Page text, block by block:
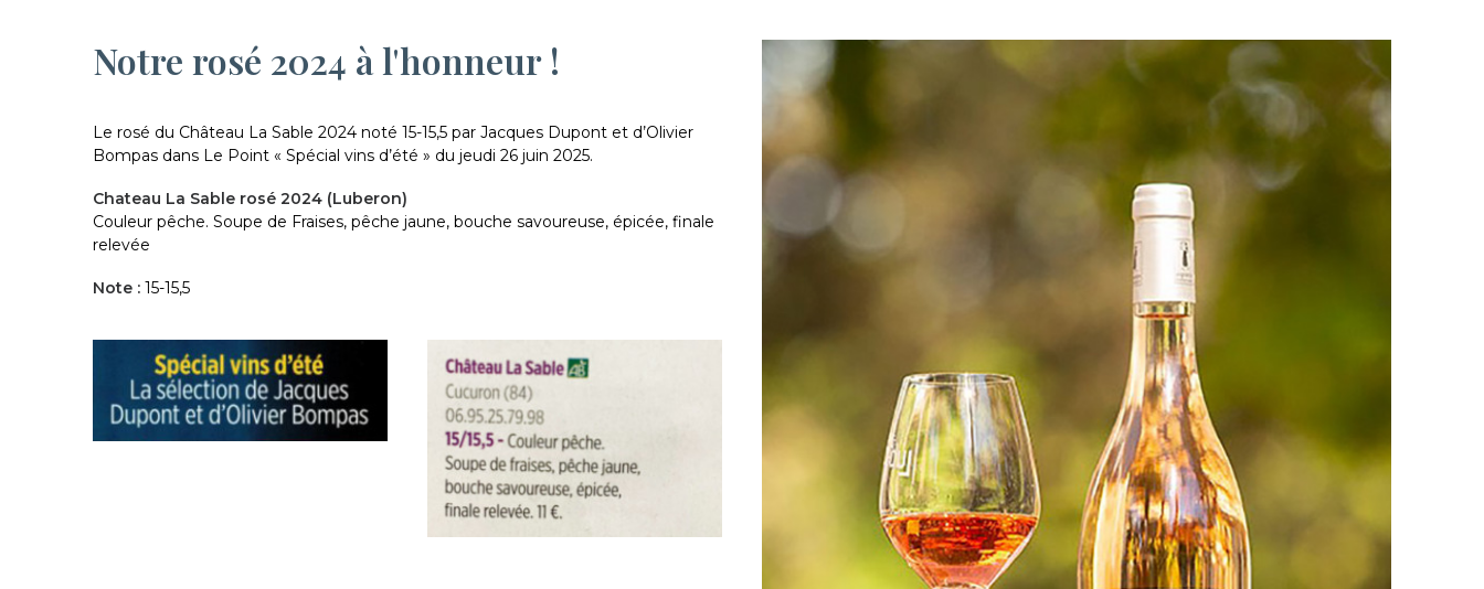
Notre rosé 2024 à l'honneur !
Le rosé du Château La Sable 2024 noté 15-15,5 par Jacques Dupont et d’Olivier
Bompas dans Le Point « Spécial vins d’été » du jeudi 26 juin 2025.
Chateau La Sable rosé 2024 (Luberon)
Couleur pêche. Soupe de Fraises, pêche jaune, bouche savoureuse, épicée, finale
relevée
Note : 15-15,5